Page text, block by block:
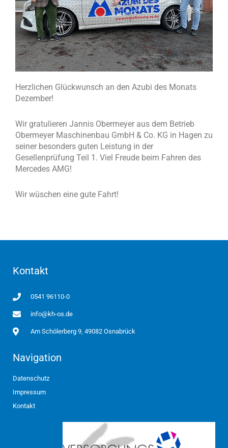
Herzlichen Glückwunsch an den Azubi des Monats
Dezember!
Wir gratulieren Jannis Obermeyer aus dem Betrieb
Obermeyer Maschinenbau GmbH & Co. KG in Hagen zu
seiner besonders guten Leistung in der
Gesellenprüfung Teil 1. Viel Freude beim Fahren des
Mercedes AMG!
Wir wüschen eine gute Fahrt!
Kontakt
0541 96110-0
info@kh-os.de
Am Schölerberg 9, 49082 Osnabrück
Navigation
Datenschutz
Impressum
Kontakt